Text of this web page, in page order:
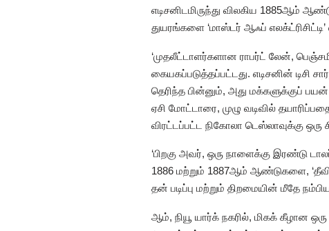
எடிசனிடமிருந்து விலகிய 1885ஆம்
துயரங்களை ‘மாஸ்டர் ஆஃப் எலக்ட்ரிசிட்டி’
‘முதலீட்டாளர்களான ராபர்ட் லேன்,
கையகப்படுத்தப்பட்டது. எடிசனின்
தெரிந்த பின்னும், அது மக்களுக்குப்
ஏசி மோட்டாரை, முழு வடிவில்
விரட்டப்பட்ட நிகோலா டெஸ்லாவுக்கு
‘பிறகு அவர், ஒரு நாளைக்கு
1886 மற்றும் 1887ஆம் ஆண்டுகளை,
தன் படிப்பு மற்றும் திறமையின் மீதே
ஆம், நியூ யார்க் நகரில், மிகக் கீழான